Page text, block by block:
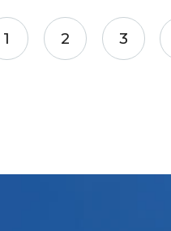
1 2 3